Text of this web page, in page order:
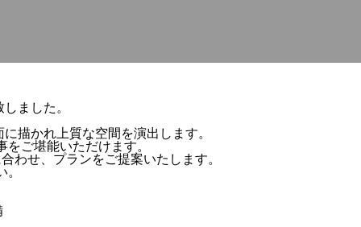
ました。
描かれ上質な空間を演出します。
ご堪能いただけます。
わせ、プランをご提案いたします。